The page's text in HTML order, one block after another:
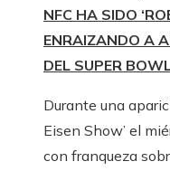
NFC HA SIDO
ENRAIZANDO A
DEL SUPER
Durante una
Eisen Show’ el
con franqueza